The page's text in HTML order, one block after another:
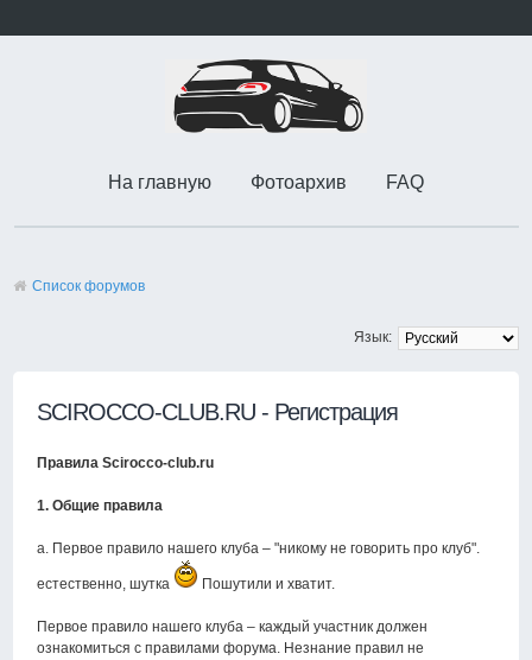
На главную Фотоархив FAQ
Список форумов
Язык:
SCIROCCO-CLUB.RU - Регистрация
Правила Scirocco-club.ru
1. Общие правила
a. Первое правило нашего клуба – "никому не говорить про клуб".
естественно, шутка Пошутили и хватит.
Первое правило нашего клуба – каждый участник должен
ознакомиться с правилами форума. Незнание правил не